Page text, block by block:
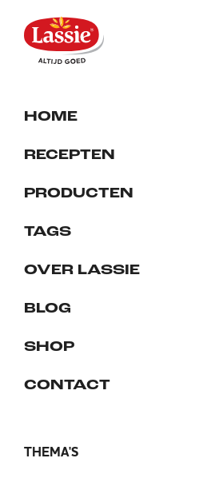
HOME
RECEPTEN
PRODUCTEN
TAGS
OVER LASSIE
BLOG
SHOP
CONTACT
THEMA'S